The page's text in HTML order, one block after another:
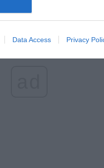
Data Access Privacy